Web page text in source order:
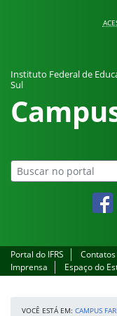
Instituto Federal de
Sul
Portal do IFRS
Imprensa
Espaço do
VOCÊ ESTÁ EM: CAMPUS